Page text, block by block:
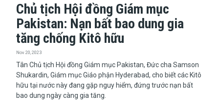
Chủ tịch Hội đồng Giám mục
Pakistan: Nạn bất bao dung gia
tăng chống Kitô hữu
Nov 20, 2023
​​​​​​​Tân Chủ tịch Hội đồng Giám mục Pakistan, Đức cha Samson
Shukardin, Giám mục Giáo phận Hyderabad, cho biết các Kitô
hữu tại nước này đang gặp nguy hiểm, đứng trước nạn bất
bao dung ngày càng gia tăng.